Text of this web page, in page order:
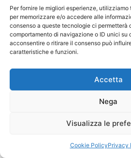
Per fornire le migliori esperienze,
per memorizzare e/o accedere alle
consenso a queste tecnologie ci permetterà
comportamento di navigazione o ID unici su
acconsentire o ritirare il consenso può
caratteristiche e funzioni.
Accetta
Nega
Visualizza le
Cookie PolicyPrivacy
Mantella unicorno 2-3 anni
24,90€
Aggiungi al carrello
Copyright © 2026 Il Gatto Blu